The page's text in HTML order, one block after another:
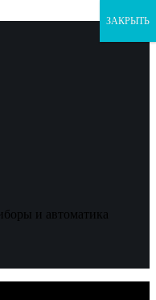
и автоматика
ЗАКРЫТЬ